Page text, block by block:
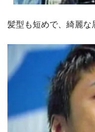
髪型も短めで、綺麗な